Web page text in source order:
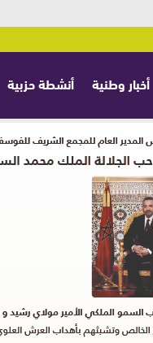
أخبار وطنية أنشطة حزبية